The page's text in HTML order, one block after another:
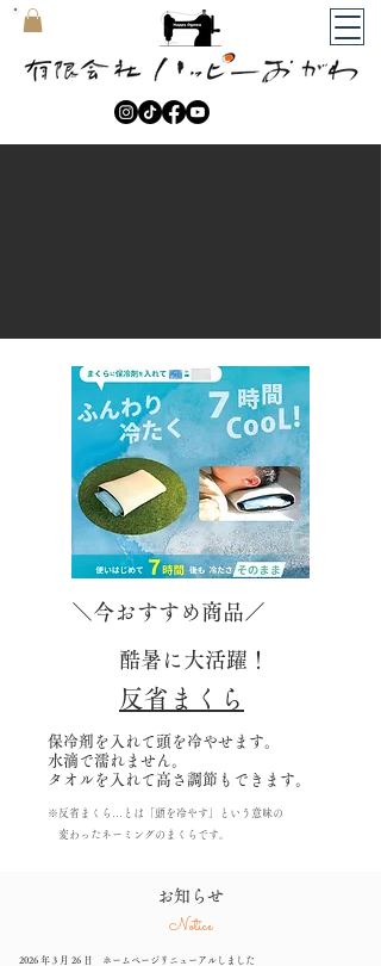
＼今おすすめ商品／
酷暑に大活躍！
反省まくら
保冷剤を入れて頭を冷やせます。
水滴で濡れません。
​タオルを入れて高さ調節もできます。
※反省まくら…とは「頭を冷やす」という意味の
変わったネーミングのまくらです。
お知らせ
Notice
2026 年 3 月 26 日 ホームページリニューアルしました